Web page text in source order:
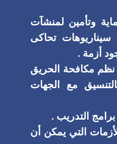
وتأمين لمنشآت
سيناريوهات تحاكى
أزمة .
نظم مكافحة الحريق
مع الجهات
التي يمكن أن